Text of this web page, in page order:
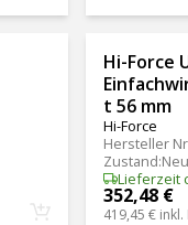
Hi-Force
t 56 mm
Hi-Force
Hersteller
Zustand:Neu
Lieferzeit
352,48 €
419,45 € inkl.